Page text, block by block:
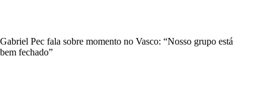
Gabriel Pec fala sobre momento no Vasco: “Nosso grupo está
bem fechado”